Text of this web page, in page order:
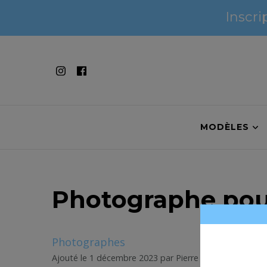
MODÈLES
Photographe
Photographes
Ajouté le 1 décembre 2023 par Pierre L photo